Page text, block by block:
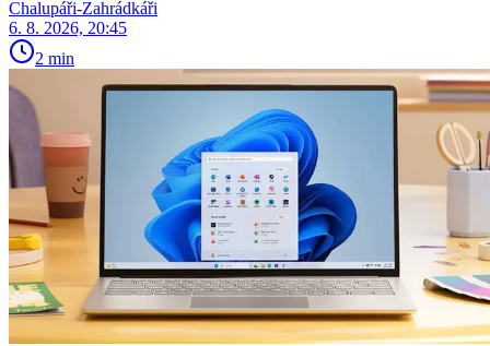
Chalupáři-Zahrádkáři
6. 8. 2026, 20:45
2 min